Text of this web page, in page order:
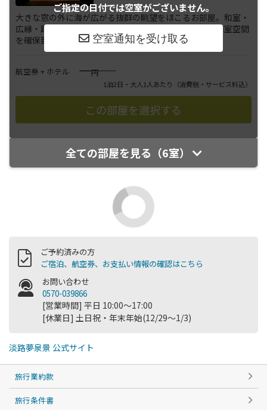
ご指定の日付では空室がございません。
大きな窓の外に海が広がる抜群の眺望をほこるお部屋。和室・
広縁・踏込の造りとなっており、和室は12畳の充分な居室空間
を確保致しました。■和室1...さらに表示
航空券 + ホテル ――――円
1泊2日・大人1人あたり （消費税・サービス料込）
全ての部屋を見る（6室）
ご予約済みの方
ご宿泊、航空券、お支払い情報の確認はこちら
お問い合わせ
0570-039866
[営業時間] 平日 10:00～17:00
[休業日] 土日祝・年末年始(12/29～1/3)
淡路夢泉景 公式サイト
旅行業約款
旅行条件書